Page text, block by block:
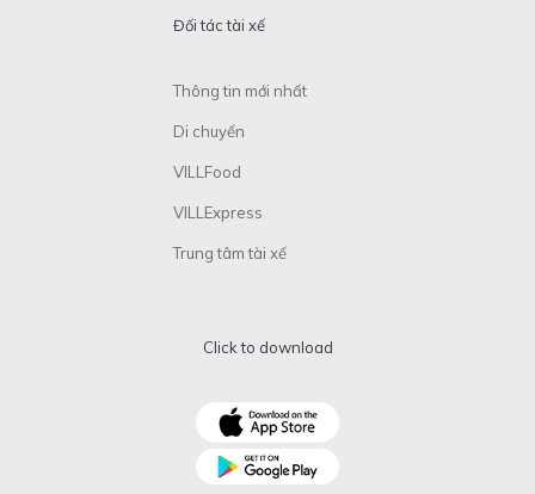
Đối tác tài xế
Thông tin mới nhất
Di chuyển
VILLFood
VILLExpress
Trung tâm tài xế
Click to download